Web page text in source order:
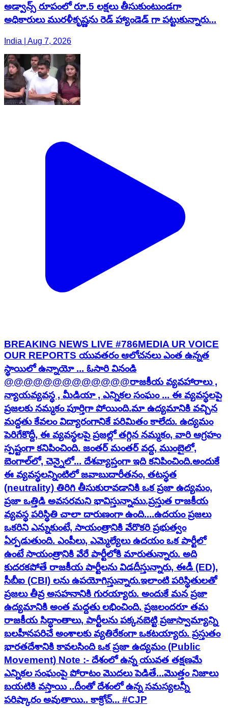
అడ్వాన్స్ రూపంలో రూ.5 లక్షలు తీసుకుంటుండగా
అధికారులు మురళీకృష్ణను రెడ్ హ్యాండెడ్ గా పట్టుకున్నారు...
India | Aug 7, 2026
BREAKING NEWS LIVE #786MEDIA UR VOICE
OUR REPORTS యువతరం ఆలోచనలు ఎంత ఉన్నత
స్థాయిలో ఉన్నాయో ... ఓసారి వినండి
@@@@@@@@@@@@@ ​ ​రాజకీయ వ్యవహారాలు ,
న్యాయవ్యవస్థ , మీడియా , ఎన్నికల సంఘం ... ఈ వ్యవస్థలపై
ప్రజలకు నమ్మకం పూర్తిగా పోయింది. ​మా ఉద్యమానికి వచ్చిన
మద్దతు కేవలం విద్యారంగానికే పరిమితం కాలేదు. ఉద్యమం
పెరిగేకొద్దీ, ఈ వ్యవస్థలపై ప్రజల్లో తగ్గిన నమ్మకం, వారి ఆగ్రహం
స్పష్టంగా కనిపించింది. జంతర్ మంతర్ వద్ద, ముంబైలో,
బెంగాల్‌లో, చెన్నైలో... దేశవ్యాప్తంగా ఇది కనిపించింది. ​అందుకే
ఈ వ్యవస్థలన్నింటిలో జవాబుదారీతనం, తటస్థత
(neutrality) తిరిగి తీసుకురావడానికి ఒక ప్రజా ఉద్యమం,
ప్రజా ఒత్తిడి అవసరమని భావిస్తున్నాము. ​ప్రస్తుత రాజకీయ
వ్యవస్థ పరిస్థితి చాలా దారుణంగా ఉంది....ఉదయం ప్రజలు
ఒకరిని ఎన్నుకుంటే, సాయంత్రానికి వేరొకరి ప్రభుత్వం
ఏర్పడుతుంది. ఎంపీలు, ఎమ్మెల్యేలు ఉదయం ఒక పార్టీలో
ఉంటే సాయంత్రానికి వేరే పార్టీలోకి మారుతున్నారు. అది
కుదరకపోతే రాజకీయ పార్టీలను విడదీస్తున్నారు, ఈడీ (ED),
సీబీఐ (CBI) లను ఉపయోగిస్తున్నారు. ​ఇలాంటి పరిస్థితులతో
ప్రజలు తీవ్ర అసహనానికి గురయ్యారు. అందుకే మన ప్రజా
ఉద్యమానికి అంత మద్దతు లభించింది. ప్రజలందరూ తమ
రాజకీయ సిద్ధాంతాలు, పార్టీలను పక్కనబెట్టి ప్రజాస్వామ్యాన్ని
బలహీనపరిచే అంశాలకు వ్యతిరేకంగా ఒకటయ్యారు. ప్రస్తుతం
భారతదేశానికి కావలసింది ఒక ప్రజా ఉద్యమం (Public
Movement) Note :- దేశంలో ఉన్న యువత తక్షణమే
ఎన్నికల సంఘంపై పోరాటం మొదలు పెడితే...మొత్తం నిజాలు
బయటికి వస్తాయి ..దీంతో దేశంలో ఉన్న సమస్యలన్నీ
పరిష్కారం అవుతాయి.. కాక్రోచ్... #CJP